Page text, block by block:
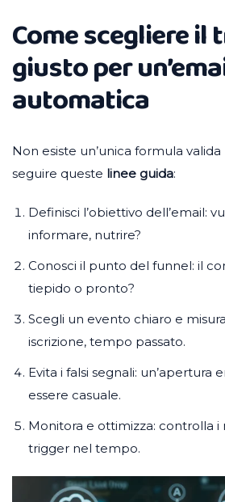
Come scegliere il
giusto per
automatica
Non esiste un’unica formula
seguire queste linee guida:
Definisci l’obiettivo dell’email:
informare, nutrire?
Conosci il punto del funnel: il
tiepido o pronto?
Scegli un evento chiaro e
iscrizione, tempo passato.
Evita i falsi segnali: un’apertura
essere casuale.
Monitora e ottimizza: controlla i
trigger nel tempo.